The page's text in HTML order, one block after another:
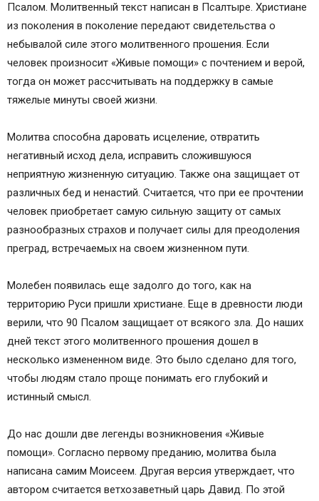
Псалом. Молитвенный текст написан в Псалтыре. Христиане
из поколения в поколение передают свидетельства о
небывалой силе этого молитвенного прошения. Если
человек произносит «Живые помощи» с почтением и верой,
тогда он может рассчитывать на поддержку в самые
тяжелые минуты своей жизни.
Молитва способна даровать исцеление, отвратить
негативный исход дела, исправить сложившуюся
неприятную жизненную ситуацию. Также она защищает от
различных бед и ненастий. Считается, что при ее прочтении
человек приобретает самую сильную защиту от самых
разнообразных страхов и получает силы для преодоления
преград, встречаемых на своем жизненном пути.
Молебен появилась еще задолго до того, как на
территорию Руси пришли христиане. Еще в древности люди
верили, что 90 Псалом защищает от всякого зла. До наших
дней текст этого молитвенного прошения дошел в
несколько измененном виде. Это было сделано для того,
чтобы людям стало проще понимать его глубокий и
истинный смысл.
До нас дошли две легенды возникновения «Живые
помощи». Согласно первому преданию, молитва была
написана самим Моисеем. Другая версия утверждает, что
автором считается ветхозаветный царь Давид. По этой